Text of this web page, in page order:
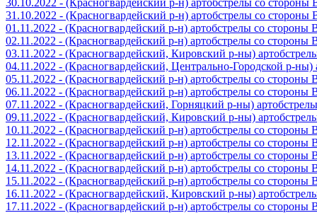
31.10.2022 - (Красногвардейский р-н) артобстрелы со
01.11.2022 - (Красногвардейский р-н) артобстрелы со стороны
02.11.2022 - (Красногвардейский р-н) артобстрелы со стороны
03.11.2022 - (Красногвардейский, Кировский р-ны)
04.11.2022 - (Красногвардейский, Центрально-Городской р-
05.11.2022 - (Красногвардейский р-н) артобстрелы со стороны
06.11.2022 - (Красногвардейский р-н) артобстрелы со стороны
07.11.2022 - (Красногвардейский, Горняцкий р-ны)
09.11.2022 - (Красногвардейский, Кировский р-ны)
10.11.2022 - (Красногвардейский р-н) артобстрелы со стороны
12.11.2022 - (Красногвардейский р-н) артобстрелы со стороны
13.11.2022 - (Красногвардейский р-н) артобстрелы со стороны
14.11.2022 - (Красногвардейский р-н) артобстрелы со стороны
15.11.2022 - (Красногвардейский р-н) артобстрелы со стороны
16.11.2022 - (Красногвардейский, Кировский р-ны)
17.11.2022 - (Красногвардейский р-н) артобстрелы со стороны